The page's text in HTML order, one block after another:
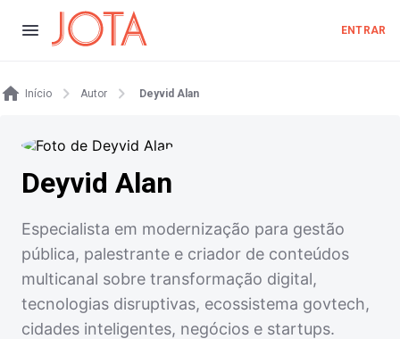
ENTRAR
Início Autor Deyvid Alan
Deyvid Alan
Especialista em modernização para gestão
pública, palestrante e criador de conteúdos
multicanal sobre transformação digital,
tecnologias disruptivas, ecossistema govtech,
cidades inteligentes, negócios e startups.